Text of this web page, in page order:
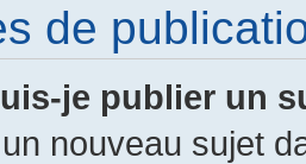
de
je publier un
nouveau sujet